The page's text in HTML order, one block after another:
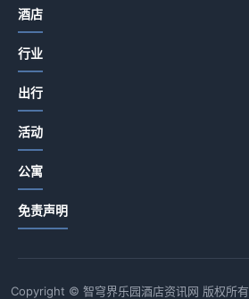
酒店
行业
出行
活动
公寓
免责声明
Copyright © 智穹界乐园酒店资讯网 版权所有